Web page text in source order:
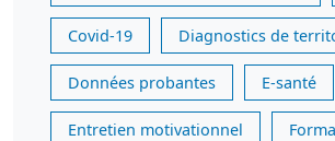
Covid-19 Diagnostics de
Données probantes E-santé
Entretien motivationnel